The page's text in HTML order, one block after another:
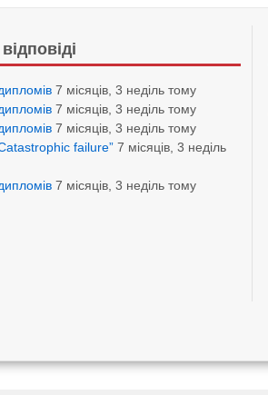
7 місяців, 3 неділь тому
7 місяців, 3 неділь тому
7 місяців, 3 неділь тому
failure” 7 місяців, 3 неділь
7 місяців, 3 неділь тому